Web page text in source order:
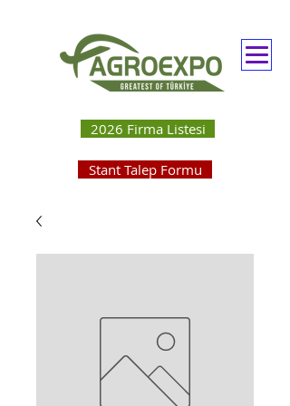
2026 Firma Listesi
Stant Talep Formu